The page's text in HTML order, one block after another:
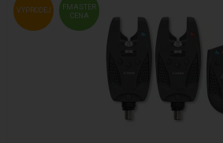
FMASTER
CENA
VÝPRODEJ